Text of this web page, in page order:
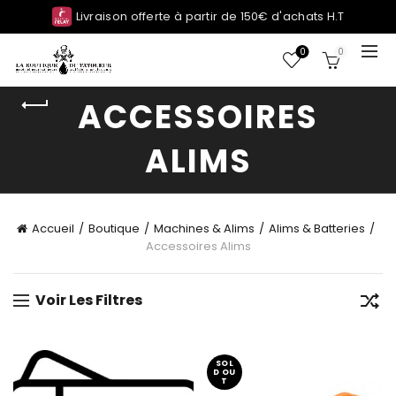
Livraison offerte à partir de 150€ d'achats H.T
0 0
ACCESSOIRES
ALIMS
Accueil Boutique Machines & Alims
Alims & Batteries
Accessoires Alims
Voir Les Filtres
SOL
D OU
T